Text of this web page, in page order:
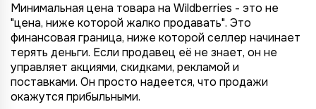
Минимальная цена товара на Wildberries - это не
"цена, ниже которой жалко продавать". Это
финансовая граница, ниже которой селлер начинает
терять деньги. Если продавец её не знает, он не
управляет акциями, скидками, рекламой и
поставками. Он просто надеется, что продажи
окажутся прибыльными.